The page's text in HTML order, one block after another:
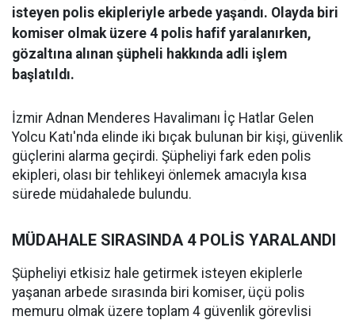
isteyen polis ekipleriyle arbede yaşandı. Olayda biri
komiser olmak üzere 4 polis hafif yaralanırken,
gözaltına alınan şüpheli hakkında adli işlem
başlatıldı.
İzmir Adnan Menderes Havalimanı İç Hatlar Gelen
Yolcu Katı'nda elinde iki bıçak bulunan bir kişi, güvenlik
güçlerini alarma geçirdi. Şüpheliyi fark eden polis
ekipleri, olası bir tehlikeyi önlemek amacıyla kısa
sürede müdahalede bulundu.
MÜDAHALE SIRASINDA 4 POLİS YARALANDI
Şüpheliyi etkisiz hale getirmek isteyen ekiplerle
yaşanan arbede sırasında biri komiser, üçü polis
memuru olmak üzere toplam 4 güvenlik görevlisi